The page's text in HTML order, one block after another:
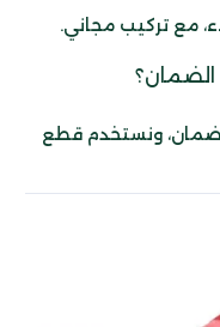
مع تركيب مجاني.
ونستخدم قطع